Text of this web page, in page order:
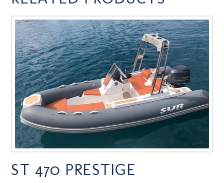
ST 470 PRESTIGE